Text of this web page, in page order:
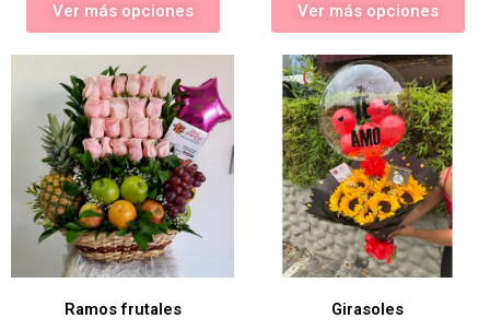
Ver más opciones Ver más opciones
Ramos frutales Girasoles